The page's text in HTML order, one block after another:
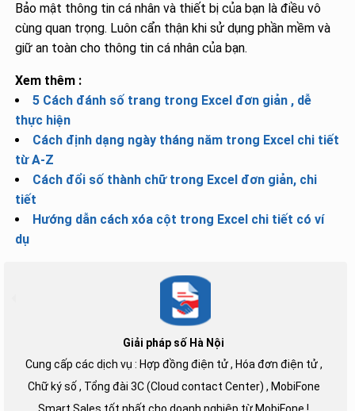
Bảo mật thông tin cá nhân và thiết bị của bạn là điều vô
cùng quan trọng. Luôn cẩn thận khi sử dụng phần mềm và
giữ an toàn cho thông tin cá nhân của bạn.
Xem thêm :
5 Cách đánh số trang trong Excel đơn giản , dễ
thực hiện
Cách định dạng ngày tháng năm trong Excel chi tiết
từ A-Z
Cách đổi số thành chữ trong Excel đơn giản, chi
tiết
Hướng dẫn cách xóa cột trong Excel chi tiết có ví
dụ
Giải pháp số Hà Nội
Cung cấp các dịch vụ : Hợp đồng điện tử , Hóa đơn điện tử ,
Chữ ký số , Tổng đài 3C (Cloud contact Center) , MobiFone